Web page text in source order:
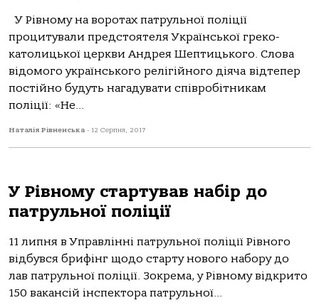
У Рівному на воротах патрульної поліції
процитували предстоятеля Української греко-
католицької церкви Андрея Шептицького. Слова
відомого українського релігійного діяча відтепер
постійно будуть нагадувати співробітникам
поліції: «Не...
Наталія Рівненська - 12 Серпня, 2017
У Рівному стартував набір до
патрульної поліції
11 липня в Управлінні патрульної поліції Рівного
відбувся брифінг щодо старту нового набору до
лав патрульної поліції. Зокрема, у Рівному відкрито
150 вакансій інспектора патрульної...